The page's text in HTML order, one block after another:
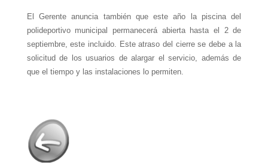
El Gerente anuncia también que este año la piscina del
polideportivo municipal permanecerá abierta hasta el 2 de
septiembre, este incluido. Este atraso del cierre se debe a la
solicitud de los usuarios de alargar el servicio, además de
que el tiempo y las instalaciones lo permiten.